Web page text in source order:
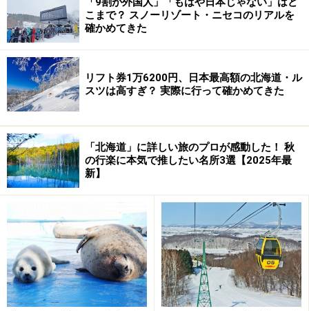
ますが、それは駆除やゲームで撃った肉を食べた不運な
経験からではないでしょうか。シカ肉は狩猟の仕方で
味、肉質が違ってきます。即死＆いち早く血抜きをする
など、適切に処理したシカ肉なら臭みはないものです。
しかも、シカ肉は 高タンパク低脂肪。ミネラルやアミノ
肥満防止にも期待が集まる食品。女性には嬉しい食材で
すね。
前置き書きが長くなってしまいましたが、次ページでは
エゾシカを楽しめる多彩なお店をご案内します。
※記事内容は執筆時点のものです。最新の内容をご確認くださ
い。
こまで？ スノーリゾート・ニセコのリアルを
確かめてきた
リフト券1万6200円、日本最高額の北海道・ル
スツは高すぎ？ 実際に行って確かめてきた
「北海道」に詳しい旅のプロが感動した！ 秋
の行楽に本気で推したい名所3選【2025年最
新】